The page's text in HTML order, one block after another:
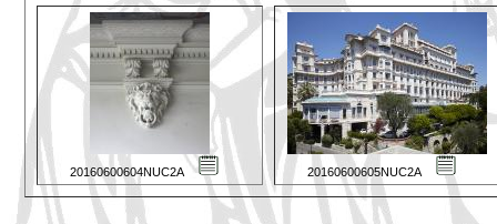
20160600604NUC2A 20160600605NUC2A